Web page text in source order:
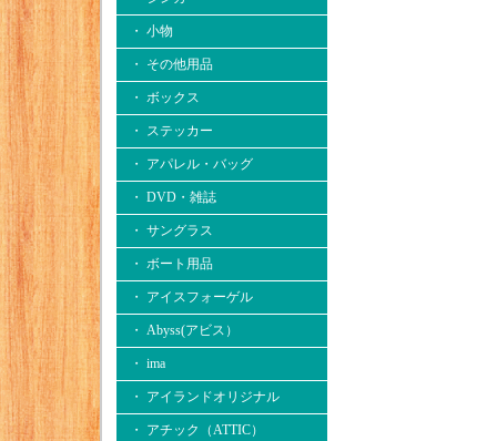
・ 小物
・ その他用品
・ ボックス
・ ステッカー
・ アパレル・バッグ
・ DVD・雑誌
・ サングラス
・ ボート用品
・ アイスフォーゲル
・ Abyss(アビス）
・ ima
・ アイランドオリジナル
・ アチック（ATTIC）